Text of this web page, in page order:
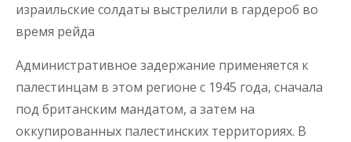
израильские солдаты выстрелили в гардероб во
время рейда
Административное задержание применяется к
палестинцам в этом регионе с 1945 года, сначала
под британским мандатом, а затем на
оккупированных палестинских территориях. В